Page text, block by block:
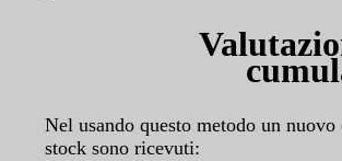
Nel usando questo metodo un
stock sono ricevuti: